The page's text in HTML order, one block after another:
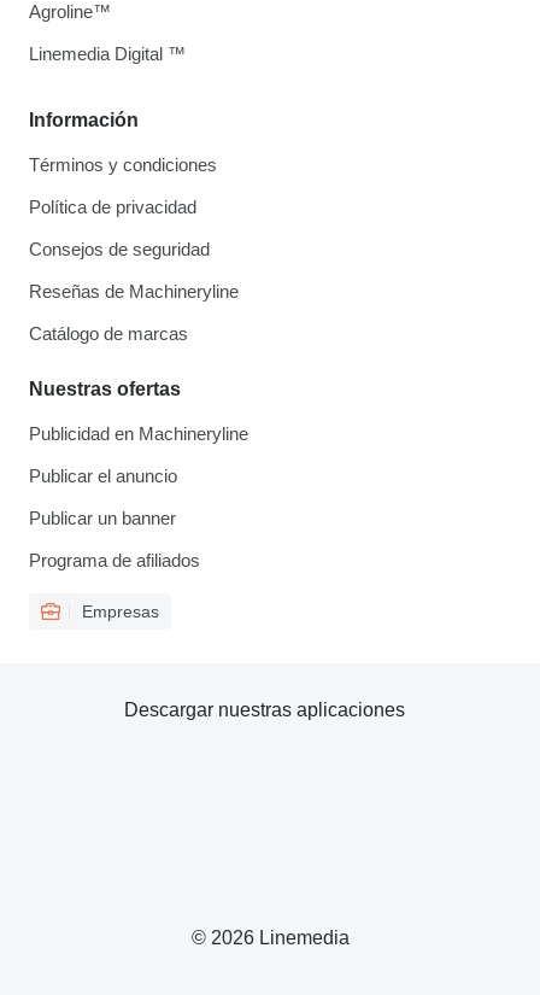
Información
Términos y condiciones
Política de privacidad
Consejos de seguridad
Reseñas de Machineryline
Catálogo de marcas
Nuestras ofertas
Publicidad en Machineryline
Publicar el anuncio
Publicar un banner
Programa de afiliados
Empresas
Agroline™
Linemedia Digital ™
© 2026 Linemedia
Descargar nuestras aplicaciones